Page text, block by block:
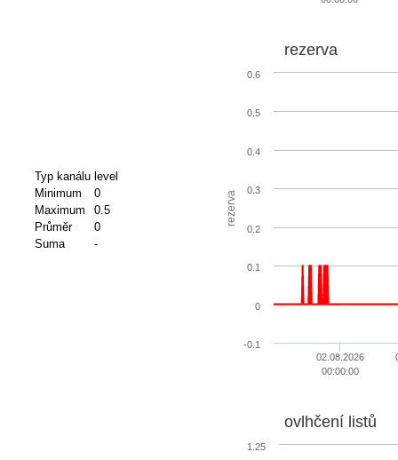
Typ kanálu level
Minimum
0
Maximum
0.5
Průměr
0
Suma
-
rezerva
rezerva
02.08.2026
00:00:00
-0.1
0
0.1
0.2
0.3
0.4
0.5
0.6
ovlhčení listů
1.25